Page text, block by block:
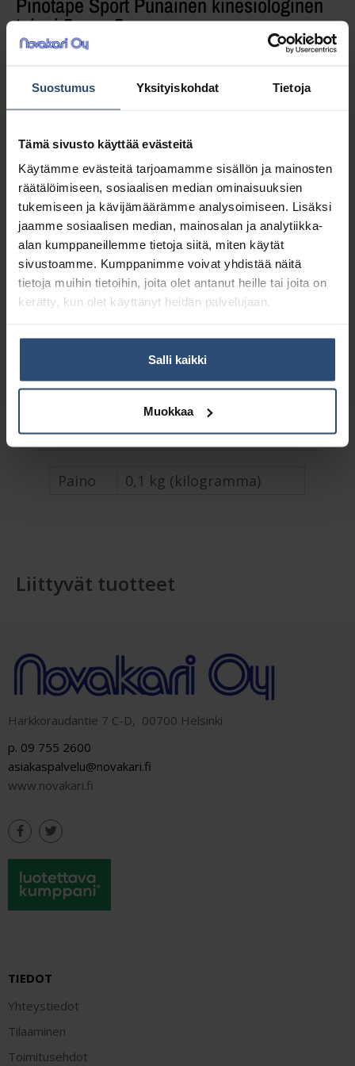
Suostumus Yksityiskohdat Tietoja
Tämä sivusto käyttää evästeitä
Käytämme evästeitä tarjoamamme sisällön ja mainosten
räätälöimiseen, sosiaalisen median ominaisuuksien
tukemiseen ja kävijämäärämme analysoimiseen. Lisäksi
jaamme sosiaalisen median, mainosalan ja analytiikka-
alan kumppaneillemme tietoja siitä, miten käytät
sivustoamme. Kumppanimme voivat yhdistää näitä
tietoja muihin tietoihin, joita olet antanut heille tai joita on
kerätty, kun olet käyttänyt heidän palvelujaan.
Salli kaikki
Muokkaa
teippi 5cm x 5m
Erittäin vahva kiinnittymään ja nopea
kuivumaan. Monikäyttöinen ja laadukas teippi
9,45 alv 0%
(11,86€ sis. alv 25.5%)
Täydessä laatikossa 10 kpl (94,50 € / ltk)
LISÄÄ OSTOSKORIIN
Yhteensä: 9,45 €
Tuotetunnus (SKU):
Kinesio- ja urheiluteipit
Paino 0,1 kg (kilogramma)
Liittyvät tuotteet
Harkkoraudantie 7 C-D, 00700 Helsinki
p. 09 755 2600
asiakaspalvelu@novakari.fi
www.novakari.fi
TIEDOT
Yhteystiedot
Tilaaminen
Toimitusehdot